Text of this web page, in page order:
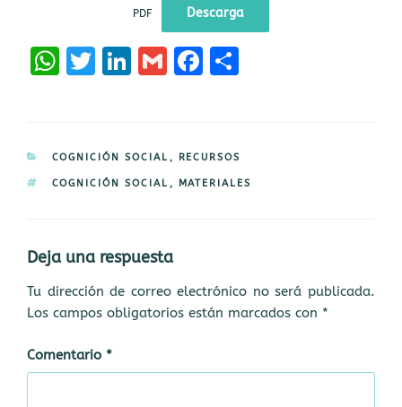
PDF Descarga
W
a
ts
A
T
it
te
r
Li
k
e
dI
G
ai
F
ce
b
o
m
a
CATEGORÍAS
COGNICIÓN SOCIAL , RECURSOS
ETIQUETAS
COGNICIÓN SOCIAL , MATERIALES
Deja una respuesta
Tu dirección de correo electrónico no será publicada.
Los campos obligatorios están marcados con *
Comentario *